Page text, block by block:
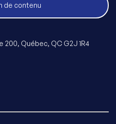
de contenu
200, Québec, QC G2J 1R4